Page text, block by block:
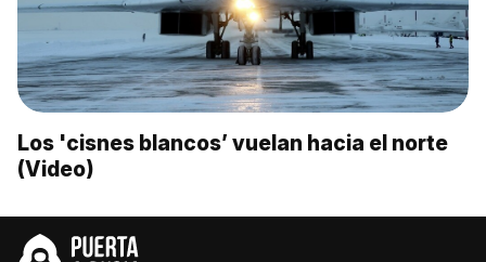
Los 'cisnes blancos’ vuelan hacia el norte
(Video)